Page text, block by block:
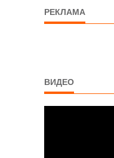
РЕКЛАМА
ВИДЕО